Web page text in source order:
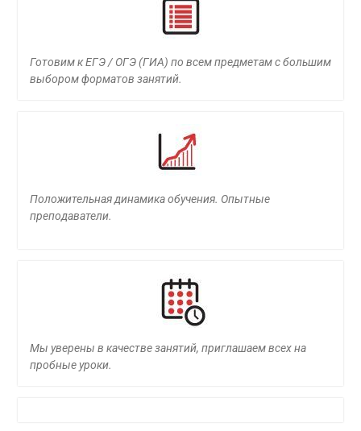
Готовим к ЕГЭ / ОГЭ (ГИА) по всем предметам с большим
выбором форматов занятий.
Положительная динамика обучения. Опытные
преподаватели.
Мы уверены в качестве занятий, приглашаем всех на
пробные уроки.